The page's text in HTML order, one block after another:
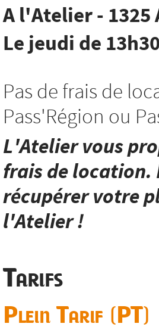
A l'Atelier - 1325
Le jeudi de
Pas de frais de
Pass'Région ou
L'Atelier vous
frais de location.
récupérer votre
l'Atelier !
Tarifs
Plein Tarif (PT)